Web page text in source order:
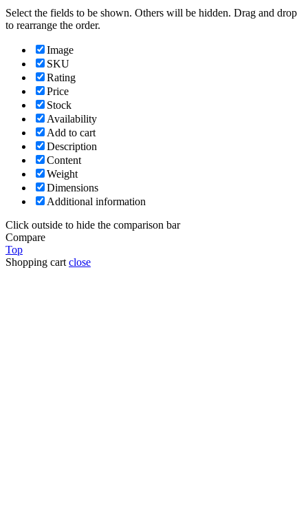
Select the fields to be shown. Others will be hidden. Drag and drop
to rearrange the order.
Image
SKU
Rating
Price
Stock
Availability
Add to cart
Description
Content
Weight
Dimensions
Additional information
Click outside to hide the comparison bar
Compare
Top
Shopping cart close